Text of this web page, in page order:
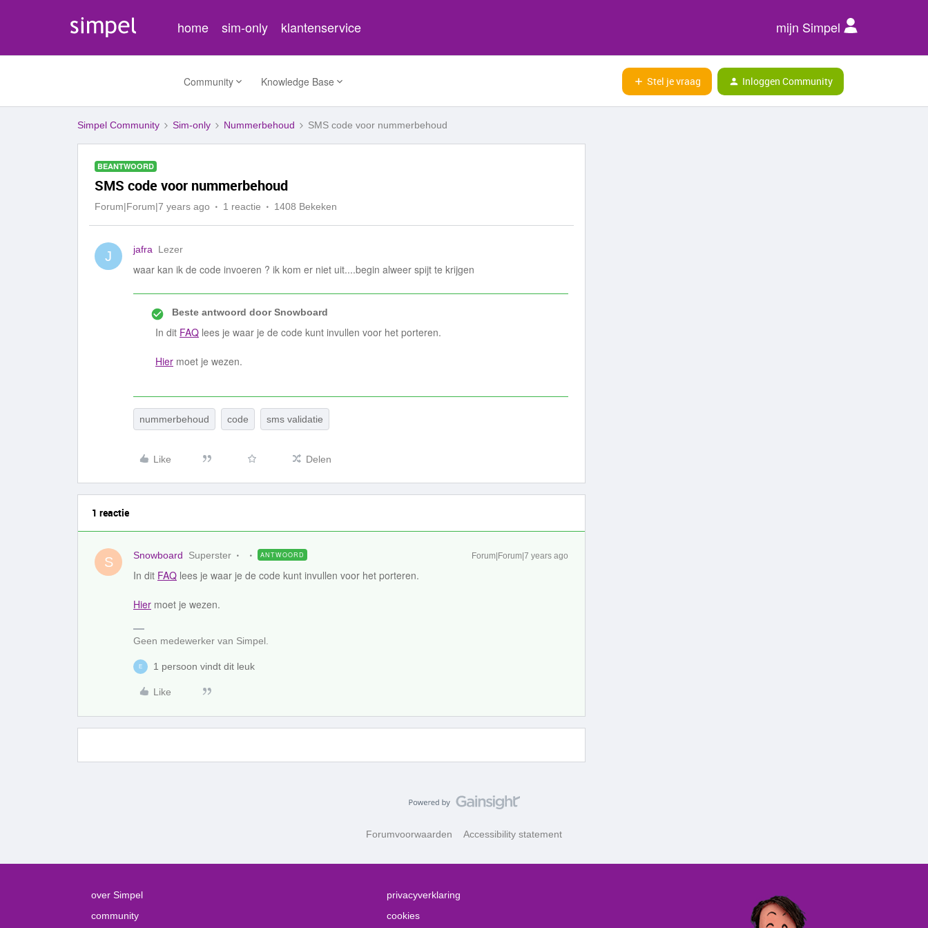
home sim-only klantenservice mijn Simpel
Community Knowledge Base Stel je vraag Inloggen Community
Simpel Community Sim-only Nummerbehoud SMS code voor nummerbehoud
BEANTWOORD
SMS code voor nummerbehoud
Forum|Forum|7 years ago 1 reactie 1408 Bekeken
J jafra Lezer
waar kan ik de code invoeren ? ik kom er niet uit....begin alweer spijt te krijgen
Beste antwoord doorSnowboard
In dit FAQ lees je waar je de code kunt invullen voor het porteren.
Hier moet je wezen.
nummerbehoud code sms validatie
Like Delen
1 reactie
S Snowboard Superster ANTWOORD Forum|Forum|7 years ago
In dit FAQ lees je waar je de code kunt invullen voor het porteren.
Hier moet je wezen.
Geen medewerker van Simpel.
E 1 persoon vindt dit leuk
Like
Forumvoorwaarden Accessibility statement
over Simpel
community
privacyverklaring
cookies